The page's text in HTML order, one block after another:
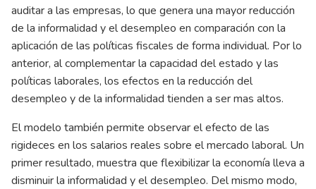
auditar a las empresas, lo que genera una mayor reducción
de la informalidad y el desempleo en comparación con la
aplicación de las políticas fiscales de forma individual. Por lo
anterior, al complementar la capacidad del estado y las
políticas laborales, los efectos en la reducción del
desempleo y de la informalidad tienden a ser mas altos.
El modelo también permite observar el efecto de las
rigideces en los salarios reales sobre el mercado laboral. Un
primer resultado, muestra que flexibilizar la economía lleva a
disminuir la informalidad y el desempleo. Del mismo modo,